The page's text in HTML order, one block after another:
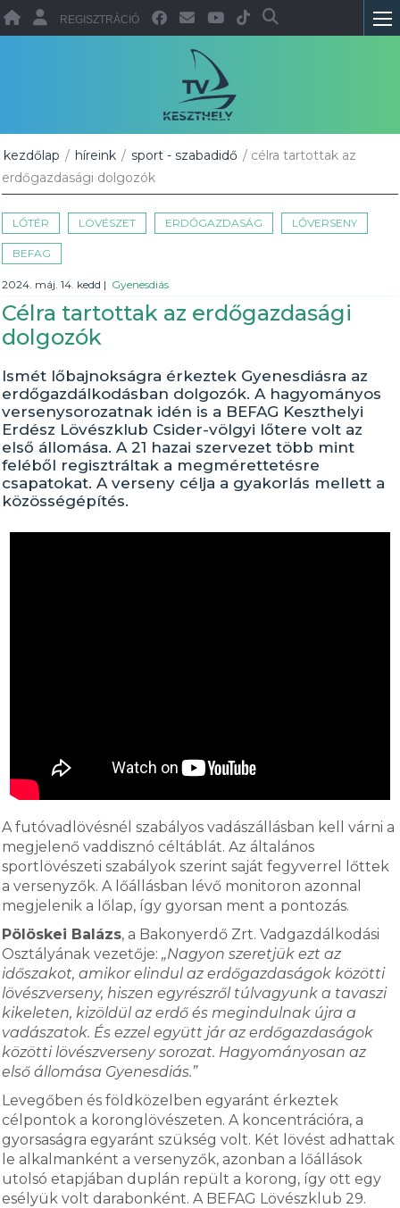
REGISZTRÁCIÓ
kezdőlap / híreink / sport - szabadidő / célra tartottak az
erdőgazdasági dolgozók
LŐTÉR LÖVÉSZET ERDŐGAZDASÁG LŐVERSENY
BEFAG
2024. máj. 14. kedd | Gyenesdiás
Célra tartottak az erdőgazdasági
dolgozók
Ismét lőbajnokságra érkeztek Gyenesdiásra az
erdőgazdálkodásban dolgozók. A hagyományos
versenysorozatnak idén is a BEFAG Keszthelyi
Erdész Lövészklub Csider-völgyi lőtere volt az
első állomása. A 21 hazai szervezet több mint
feléből regisztráltak a megmérettetésre
csapatokat. A verseny célja a gyakorlás mellett a
közösségépítés.
A futóvadlövésnél szabályos vadászállásban kell várni a
megjelenő vaddisznó céltáblát. Az általános
sportlövészeti szabályok szerint saját fegyverrel lőttek
a versenyzők. A lőállásban lévő monitoron azonnal
megjelenik a lőlap, így gyorsan ment a pontozás.
Pölöskei Balázs, a Bakonyerdő Zrt. Vadgazdálkodási
Osztályának vezetője:„Nagyon szeretjük ezt az
időszakot, amikor elindul az erdőgazdaságok közötti
lövészverseny, hiszen egyrészről túlvagyunk a tavaszi
kikeleten, kizöldül az erdő és megindulnak újra a
vadászatok. És ezzel együtt jár az erdőgazdaságok
közötti lövészverseny sorozat. Hagyományosan az
első állomása Gyenesdiás.”
Levegőben és földközelben egyaránt érkeztek
célpontok a koronglövészeten. A koncentrációra, a
gyorsaságra egyaránt szükség volt. Két lövést adhattak
le alkalmanként a versenyzők, azonban a lőállások
utolsó etapjában duplán repült a korong, így ott egy
esélyük volt darabonként. A BEFAG Lövészklub 29.